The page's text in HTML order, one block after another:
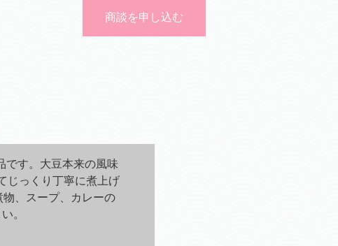
商談を申し込む
です。大豆本来の風味
じっくり丁寧に煮上げ
、スープ、カレーの
。